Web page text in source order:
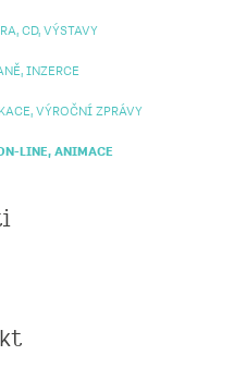
CD, VÝSTAVY
INZERCE
VÝROČNÍ ZPRÁVY
LINE, ANIMACE